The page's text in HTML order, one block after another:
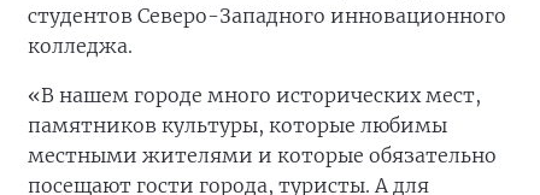
студентов Северо-Западного инновационного
колледжа.
«В нашем городе много исторических мест,
памятников культуры, которые любимы
местными жителями и которые обязательно
посещают гости города, туристы. А для